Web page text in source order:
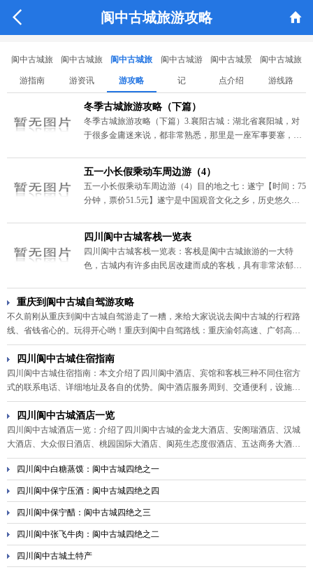
 阆中古城旅游攻略 
阆中古城旅
游指南
阆中古城旅
游资讯
阆中古城旅
游攻略
阆中古城游
记
阆中古城景
点介绍
阆中古城旅
游线路
冬季古城旅游攻略（下篇）
冬季古城旅游攻略（下篇）3.襄阳古城：湖北省襄阳城，对
于很多金庸迷来说，都非常熟悉，那里是一座军事要塞，有
五一小长假乘动车周边游（4）
五一小长假乘动车周边游（4）目的地之七：遂宁【时间：75
分钟，票价51.5元】遂宁是中国观音文化之乡，历史悠久，
四川阆中古城客栈一览表
四川阆中古城客栈一览表：客栈是阆中古城旅游的一大特
色，古城内有许多由民居改建而成的客栈，具有非常浓郁的
联系电话，地址等相关信息。
重庆到阆中古城自驾游攻略
不久前刚从重庆到阆中古城自驾游走了一糟，来给大家说说去阆中古城的行程路
线、省钱省心的。玩得开心哟！重庆到阆中自驾路线：重庆渝邻高速、广邻高速
115km，广安广南高速90km，南充155km水泥路。到阆中午餐后畅游中国四大古
城之——阆中古城，踏上整净齐洁的青石板古街
四川阆中古城住宿指南
四川阆中古城住宿指南：本文介绍了四川阆中酒店、宾馆和客栈三种不同住宿方
式的联系电话、详细地址及各自的优势。阆中酒店服务周到、交通便利，设施完
善；阆中宾馆数量最多，散布在阆中各地，利于游客找寻；客栈是阆中古城旅游
的一大特色，游客在这里可尽情体验客栈风情
四川阆中古城酒店一览
四川阆中古城酒店一览：介绍了四川阆中古城的金龙大酒店、安阁瑞酒店、汉城
大酒店、大众假日酒店、桃园国际大酒店、阆苑生态度假酒店、五达商务大酒
店、天上宫酒店以及半岛商务酒店的电话、地址和星级标准等相关信息。
四川阆中白糖蒸馍：阆中古城四绝之一
四川阆中保宁压酒：阆中古城四绝之四
四川阆中保宁醋：阆中古城四绝之三
四川阆中张飞牛肉：阆中古城四绝之二
四川阆中古城土特产